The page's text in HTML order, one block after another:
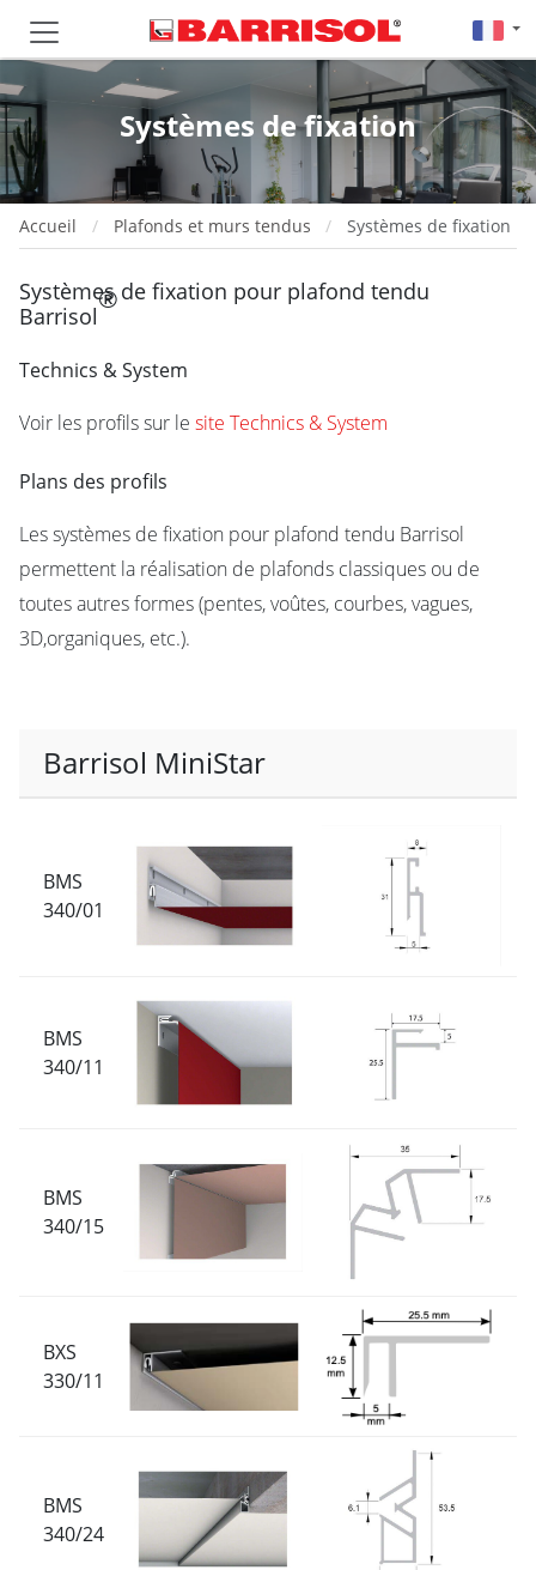
Systèmes de fixation
Accueil Plafonds et murs tendus Systèmes de fixation
Systèmes de fixation pour plafond tendu
Barrisol
®
Technics & System
Voir les profils sur le site Technics & System
Plans des profils
Les systèmes de fixation pour plafond tendu Barrisol
permettent la réalisation de plafonds classiques ou de
toutes autres formes (pentes, voûtes, courbes, vagues,
3D,organiques, etc.).
Barrisol MiniStar
BMS
340/01
BMS
340/11
BMS
340/15
BXS
330/11
BMS
340/24